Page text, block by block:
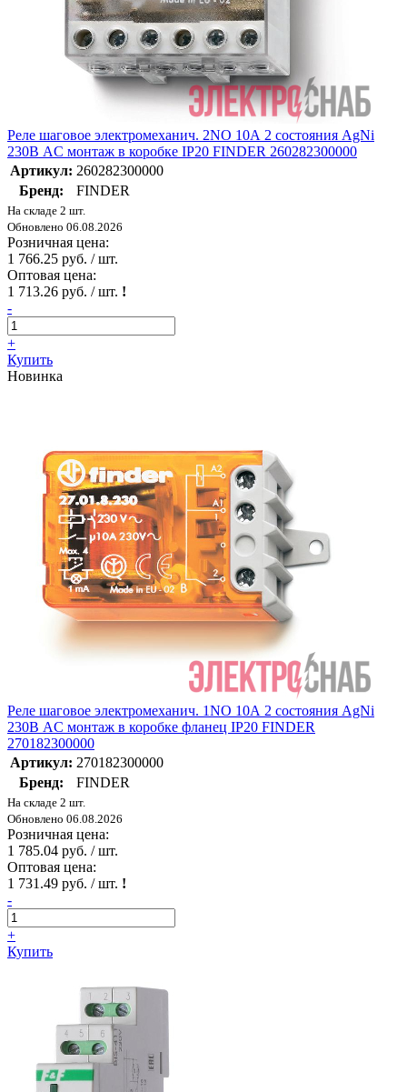
Реле шаговое электромеханич. 2NO 10А 2 состояния AgNi
230В AC монтаж в коробке IP20 FINDER 260282300000
Артикул: 260282300000
Бренд:
FINDER
На складе 2 шт.
Обновлено 06.08.2026
Розничная цена:
1 766.25 руб. / шт.
Оптовая цена:
1 713.26 руб. / шт. !
-
+
Купить
Новинка
Реле шаговое электромеханич. 1NO 10А 2 состояния AgNi
230В AC монтаж в коробке фланец IP20 FINDER
270182300000
Артикул: 270182300000
Бренд:
FINDER
На складе 2 шт.
Обновлено 06.08.2026
Розничная цена:
1 785.04 руб. / шт.
Оптовая цена:
1 731.49 руб. / шт. !
-
+
Купить